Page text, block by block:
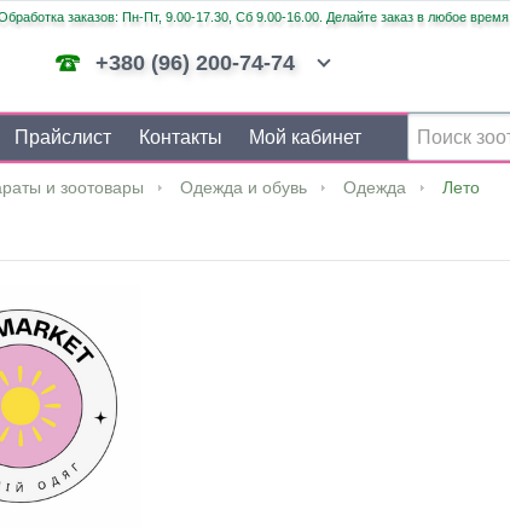
заказов: Пн-Пт, 9.00-17.30, Сб 9.00-16.00. Делайте заказ в любое время
+380 (96) 200-74-74
Прайслист Контакты Мой кабинет
и зоотовары Одежда и обувь Одежда Лето